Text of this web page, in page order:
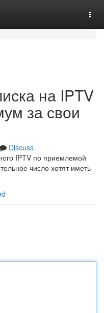
на IPTV
за свои
Discuss
IPTV по приемлемой
число хотят иметь